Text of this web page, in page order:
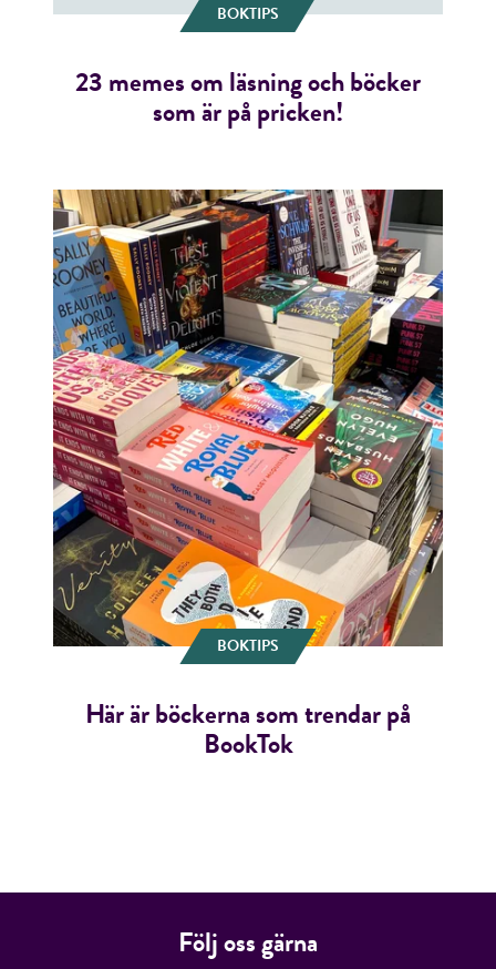
BOKTIPS
23 memes om läsning och böcker
som är på pricken!
BOKTIPS
Här är böckerna som trendar på
BookTok
Följ oss gärna